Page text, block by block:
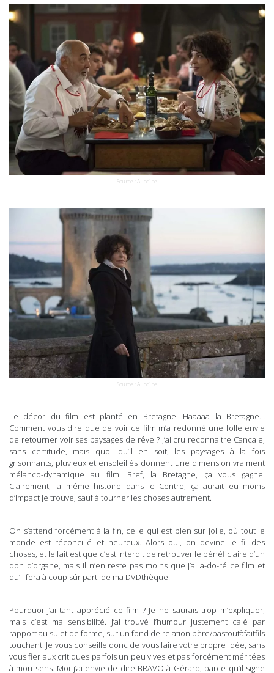
Source : Allocine
Source : Allocine
Le décor du film est planté en Bretagne. Haaaaa la Bretagne…
Comment vous dire que de voir ce film m’a redonné une folle envie
de retourner voir ses paysages de rêve ? J’ai cru reconnaitre Cancale,
sans certitude, mais quoi qu’il en soit, les paysages à la fois
grisonnants, pluvieux et ensoleillés donnent une dimension vraiment
mélanco-dynamique au film. Bref, la Bretagne, ça vous gagne.
Clairement, la même histoire dans le Centre, ça aurait eu moins
d’impact je trouve, sauf à tourner les choses autrement.
On s’attend forcément à la fin, celle qui est bien sur jolie, où tout le
monde est réconcilié et heureux. Alors oui, on devine le fil des
choses, et le fait est que c’est interdit de retrouver le bénéficiaire d’un
don d’organe, mais il n’en reste pas moins que j’ai a-do-ré ce film et
qu’il fera à coup sûr parti de ma DVDthèque.
Pourquoi j’ai tant apprécié ce film ? Je ne saurais trop m’expliquer,
mais c’est ma sensibilité. J’ai trouvé l’humour justement calé par
rapport au sujet de forme, sur un fond de relation père/pastoutàfaitfils
touchant. Je vous conseille donc de vous faire votre propre idée, sans
vous fier aux critiques parfois un peu vives et pas forcément méritées
à mon sens. Moi j’ai envie de dire BRAVO à Gérard, parce qu’il signe